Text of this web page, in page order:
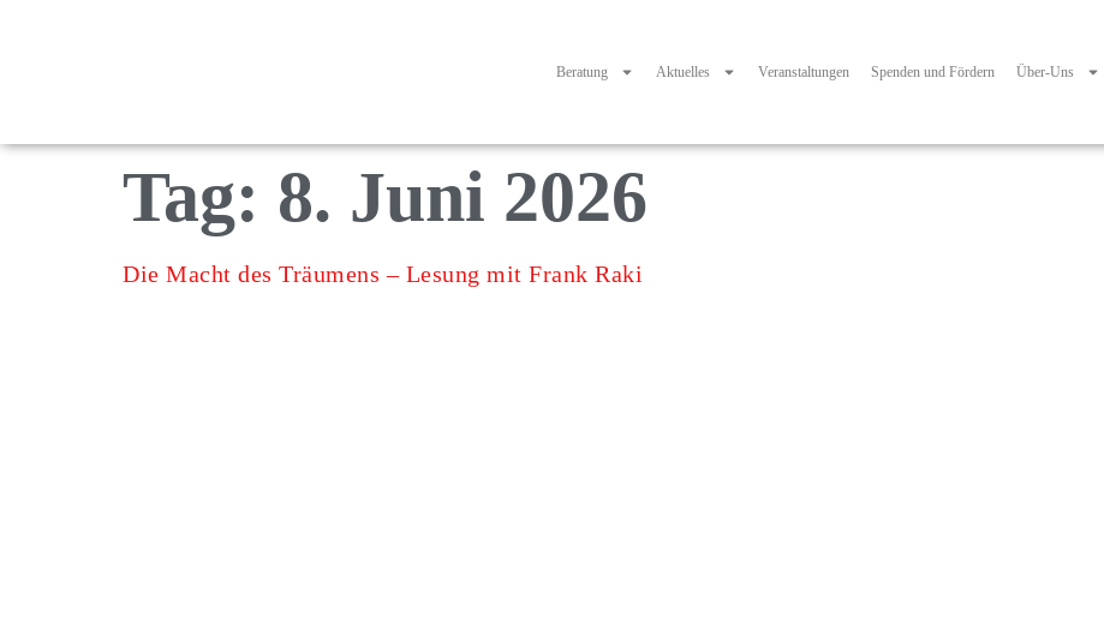
Beratung Aktuelles Veranstaltungen Spenden und Fördern Über-Uns
Tag: 8. Juni 2026
Die Macht des Träumens – Lesung mit Frank Raki